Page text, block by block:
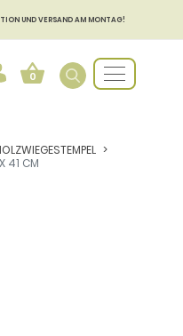
UND VERSAND AM MONTAG!
0
CM